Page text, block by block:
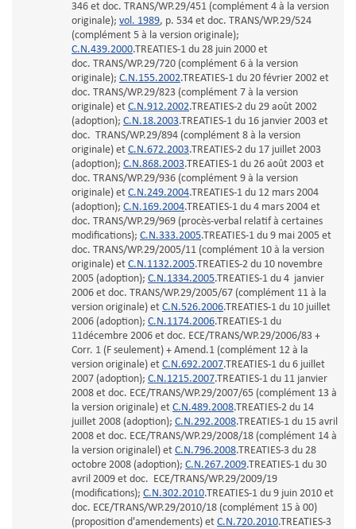
346 et doc. TRANS/WP.29/451 (complément 4 à la version
originale); vol. 1989, p. 534 et doc. TRANS/WP.29/524
(complément 5 à la version originale);
C.N.439.2000.TREATIES-1 du 28 juin 2000 et
doc. TRANS/WP.29/720 (complément 6 à la version
originale); C.N.155.2002.TREATIES-1 du 20 février 2002 et
doc. TRANS/WP.29/823 (complément 7 à la version
originale) et C.N.912.2002.TREATIES-2 du 29 août 2002
(adoption); C.N.18.2003.TREATIES-1 du 16 janvier 2003 et
doc. TRANS/WP.29/894 (complément 8 à la version
originale) et C.N.672.2003.TREATIES-2 du 17 juillet 2003
(adoption); C.N.868.2003.TREATIES-1 du 26 août 2003 et
doc. TRANS/WP.29/936 (complément 9 à la version
originale) et C.N.249.2004.TREATIES-1 du 12 mars 2004
(adoption); C.N.169.2004.TREATIES-1 du 4 mars 2004 et
doc. TRANS/WP.29/969 (procès-verbal relatif à certaines
modifications); C.N.333.2005.TREATIES-1 du 9 mai 2005 et
doc. TRANS/WP.29/2005/11 (complément 10 à la version
originale) et C.N.1132.2005.TREATIES-2 du 10 novembre
2005 (adoption); C.N.1334.2005.TREATIES-1 du 4 janvier
2006 et doc. TRANS/WP.29/2005/67 (complément 11 à la
version originale) et C.N.526.2006.TREATIES-1 du 10 juillet
2006 (adoption); C.N.1174.2006.TREATIES-1 du
11décembre 2006 et doc. ECE/TRANS/WP.29/2006/83 +
Corr. 1 (F seulement) + Amend.1 (complément 12 à la
version originale) et C.N.692.2007.TREATIES-1 du 6 juillet
2007 (adoption); C.N.1215.2007.TREATIES-1 du 11 janvier
2008 et doc. ECE/TRANS/WP.29/2007/65 (complément 13 à
la version originale) et C.N.489.2008.TREATIES-2 du 14
juillet 2008 (adoption); C.N.292.2008.TREATIES-1 du 15 avril
2008 et doc. ECE/TRANS/WP.29/2008/18 (complément 14 à
la version originalel) et C.N.796.2008.TREATIES-3 du 28
octobre 2008 (adoption); C.N.267.2009.TREATIES-1 du 30
avril 2009 et doc. ECE/TRANS/WP.29/2009/19
(modifications); C.N.302.2010.TREATIES-1 du 9 juin 2010 et
doc. ECE/TRANS/WP.29/2010/18 (complément 15 à 00)
(proposition d'amendements) et C.N.720.2010.TREATIES-3